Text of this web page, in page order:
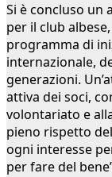
Si è concluso
per il club
programma di
internazionale,
generazioni.
attiva dei soci,
volontariato e
pieno rispetto
ogni interesse
per fare del